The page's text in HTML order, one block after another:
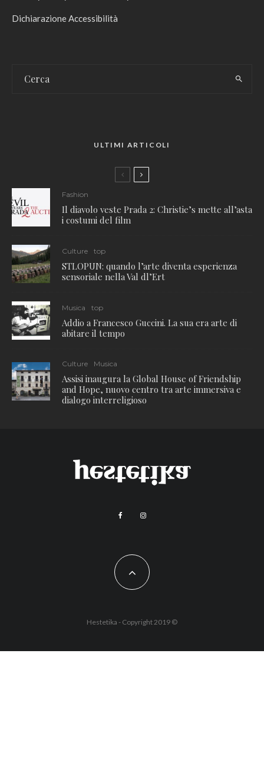
Dichiarazione Accessibilità
ULTIMI ARTICOLI
Fashion
Il diavolo veste Prada 2: Christie’s mette all’asta
i costumi del film
Culture top
STLOPUN: quando l’arte diventa esperienza
sensoriale nella Val dl’Ert
Musica top
Addio a Francesco Guccini. La sua era arte di
abitare il tempo
Culture Musica
Assisi inaugura la Global House of Friendship
and Hope, nuovo centro tra arte immersiva e
dialogo interreligioso
Hestetika - Copyright 2019 ©